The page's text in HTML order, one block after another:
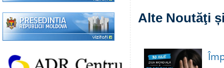
Alte Noutăţi